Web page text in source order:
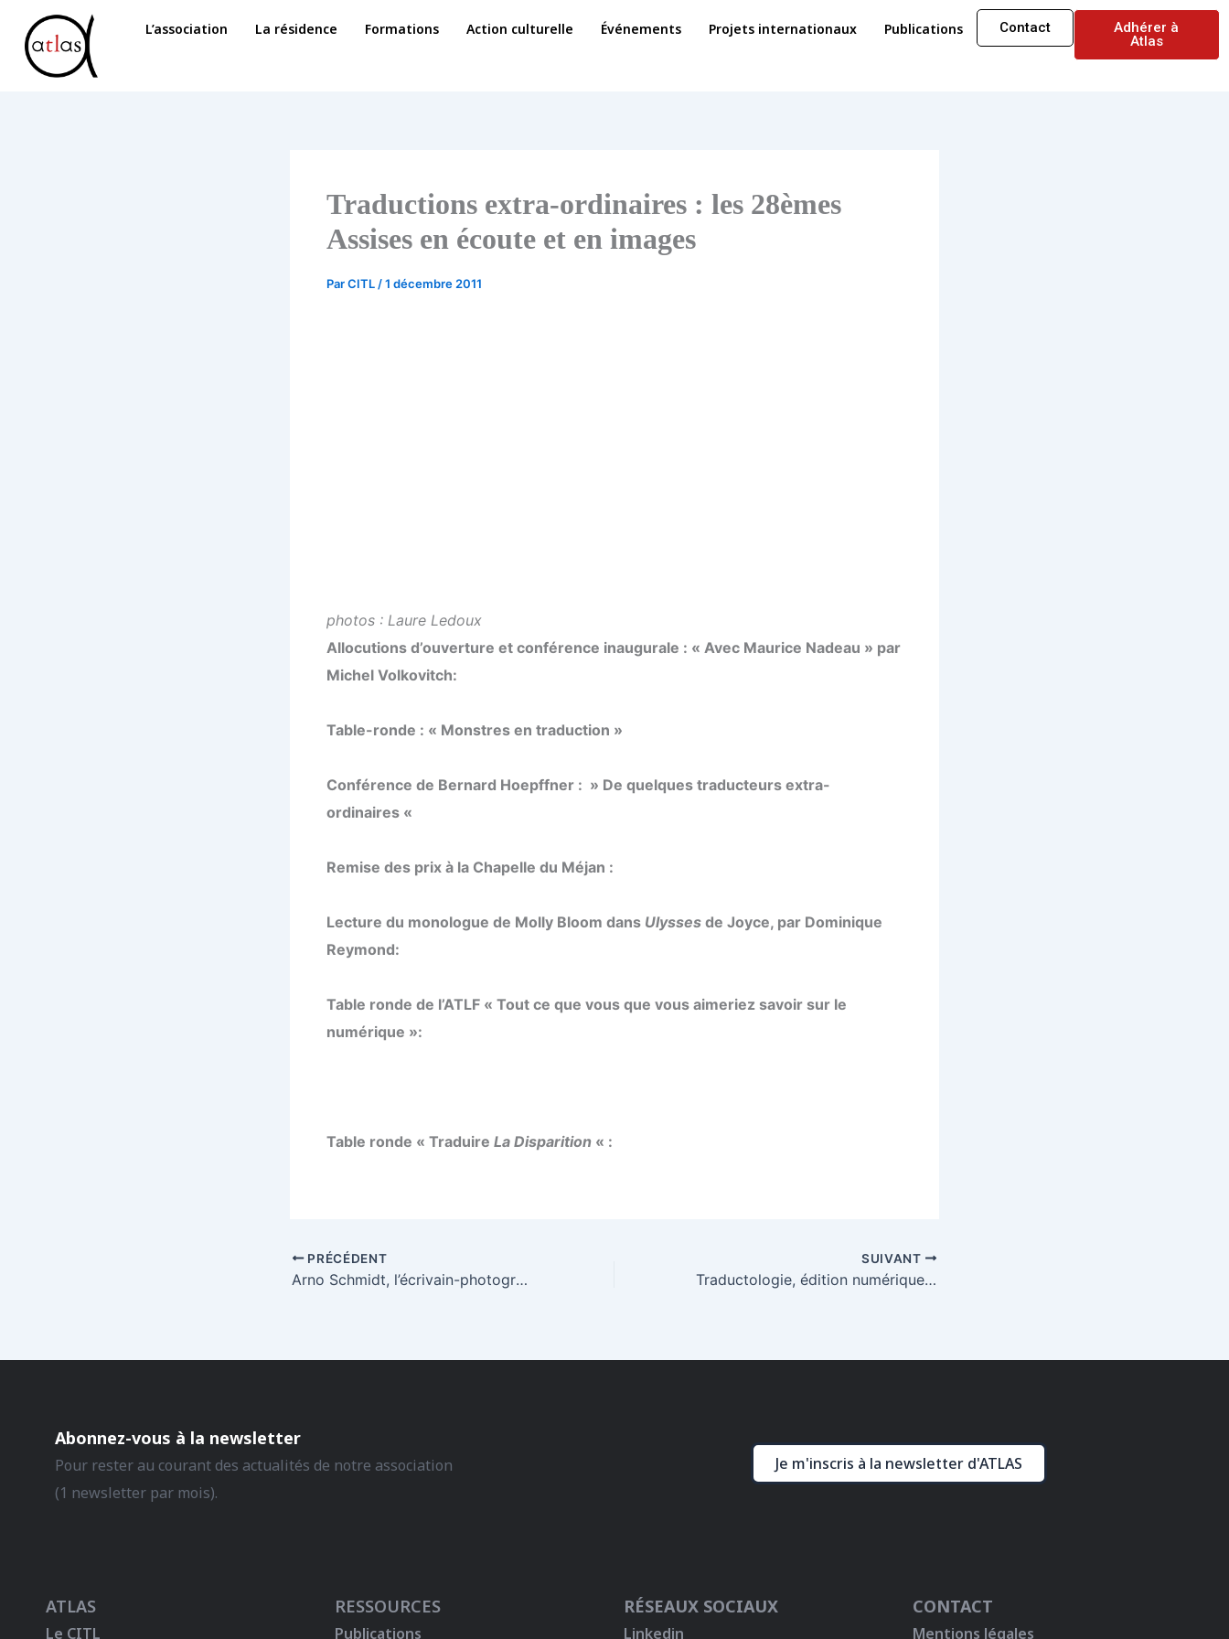
contenu
L’association La résidence Formations Action culturelle Événements Projets internationaux Publications Contact
Adhérer à
Atlas
Traductions extra-ordinaires : les 28èmes
Assises en écoute et en images
ParCITL /1 décembre 2011
photos : Laure Ledoux
Allocutions d’ouverture et conférence inaugurale : « Avec Maurice Nadeau » par
Michel Volkovitch:
Table-ronde : « Monstres en traduction »
Conférence de Bernard Hoepffner : » De quelques traducteurs extra-
ordinaires «
Remise des prix à la Chapelle du Méjan :
Lecture du monologue de Molly Bloom dans Ulysses de Joyce, par Dominique
Reymond:
Table ronde de l’ATLF « Tout ce que vous que vous aimeriez savoir sur le
numérique »:
Table ronde « Traduire La Disparition « :
PRÉCÉDENT
Arno Schmidt, l’écrivain-photographe : le colloque en écoute et en images
SUIVANT
Traductologie, édition numérique : les dernières acquisitions de la bibliothèque du CITL
Abonnez-vous à la newsletter
Pour rester au courant des actualités de notre association
(1 newsletter par mois).
Je m'inscris à la newsletter d'ATLAS
ATLAS
Le CITL
RESSOURCES
Publications
RÉSEAUX SOCIAUX
Linkedin
CONTACT
Mentions légales